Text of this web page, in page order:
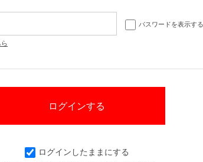
パスワードを表示する
ログインしたままにする